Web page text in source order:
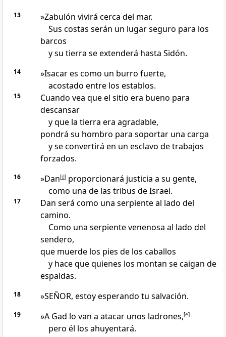
13
»Zabulón vivirá cerca del mar.
Sus costas serán un lugar seguro para los
barcos
y su tierra se extenderá hasta Sidón.
14
»Isacar es como un burro fuerte,
acostado entre los establos.
15
Cuando vea que el sitio era bueno para
descansar
y que la tierra era agradable,
pondrá su hombro para soportar una carga
y se convertirá en un esclavo de trabajos
forzados.
16 »Dan[d]proporcionará justicia a su gente,
como una de las tribus de Israel.
17
Dan será como una serpiente al lado del
camino.
Como una serpiente venenosa al lado del
sendero,
que muerde los pies de los caballos
y hace que quienes los montan se caigan de
espaldas.
18 »SEÑOR, estoy esperando tu salvación.
19 »A Gad lo van a atacar unos ladrones,[e]
pero él los ahuyentará.